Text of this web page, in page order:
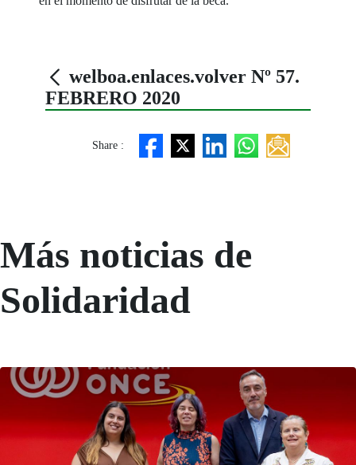
welboa.enlaces.volver Nº 57.
FEBRERO 2020
Share :
Más noticias de
Solidaridad